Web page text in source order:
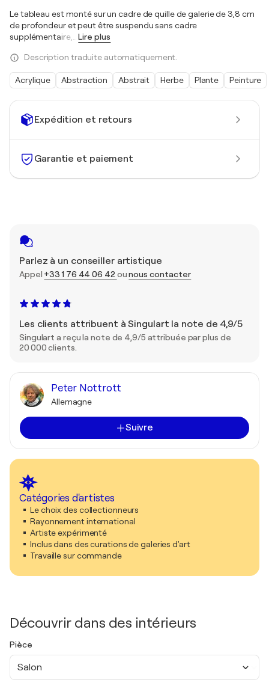
Expédition et retours
Garantie et paiement
Parlez à un conseiller artistique
Appel +33 1 76 44 06 42 ounous contacter
Les clients attribuent à Singulart la note de 4,9/5
Singulart a reçu la note de 4,9/5 attribuée par plus de
20 000 clients.
Peter Nottrott
Allemagne
Suivre
Catégories d'artistes
Le choix des collectionneurs
Rayonnement international
Artiste expérimenté
Inclus dans des curations de galeries d'art
Travaille sur commande
Découvrir dans des intérieurs
Pièce
Salon
Le tableau est monté sur un cadre de quille de galerie de 3,8 cm
de profondeur et peut être suspendu sans cadre
supplémentaire,
Lire plus
Description traduite automatiquement.
Acrylique Abstraction Abstrait Herbe Plante Peinture